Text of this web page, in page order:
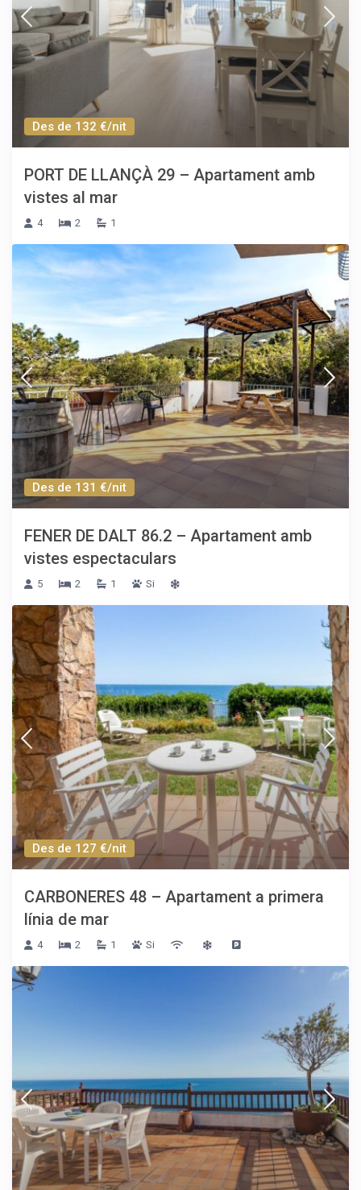
Des de 132 €/nit
PORT DE LLANÇÀ 29 – Apartament amb
vistes al mar
4 2 1
Des de 131 €/nit
FENER DE DALT 86.2 – Apartament amb
vistes espectaculars
5 2 1 Si
Des de 127 €/nit
CARBONERES 48 – Apartament a primera
línia de mar
4 2 1 Si